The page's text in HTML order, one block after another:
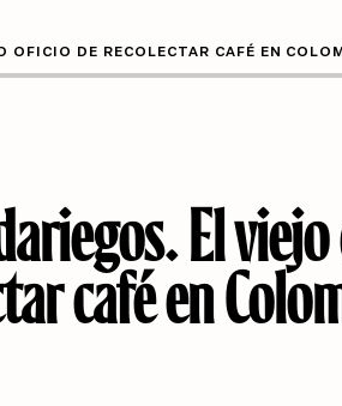
OFICIO DE RECOLECTAR CAFÉ EN
El
café en